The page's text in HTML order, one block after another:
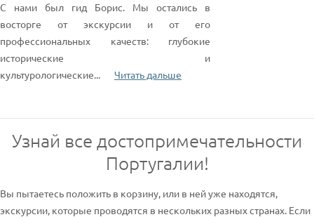
С нами был гид Борис. Мы остались в
восторге от экскурсии и от его
профессиональных качеств: глубокие
исторические и
культурологические... Читать дальше
Узнай все достопримечательности
Португалии!
Вы пытаетесь положить в корзину, или в ней уже находятся,
экскурсии, которые проводятся в нескольких разных странах. Если